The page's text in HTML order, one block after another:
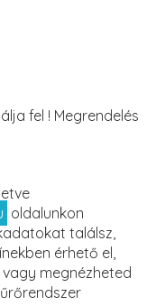
fel ! Megrendelés
oldalunkon
találsz,
érhető el,
vagy megnézheted